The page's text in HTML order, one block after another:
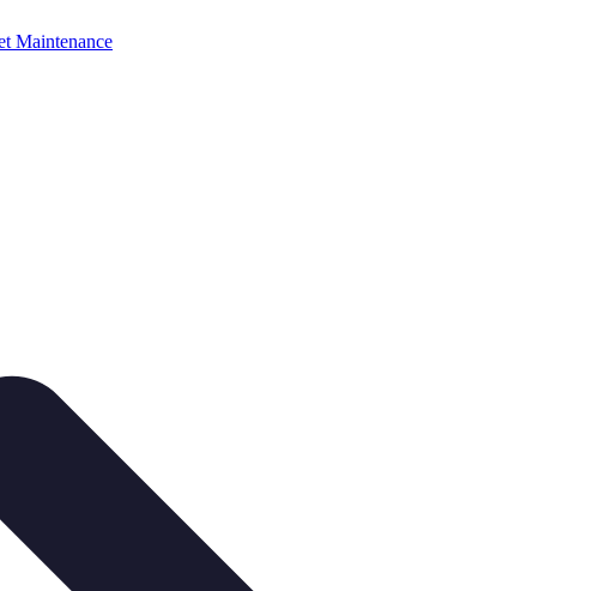
Maintenance